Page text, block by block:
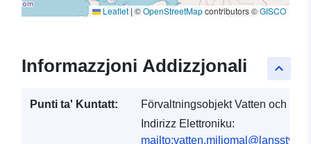
Leaflet | ©OpenStreetMapcontributors ©GISCO
keyboard_arrow_up
Informazzjoni Addizzjonali
Punti ta' Kuntatt:
Förvaltningsobjekt Vatten och
Indirizz Elettroniku: